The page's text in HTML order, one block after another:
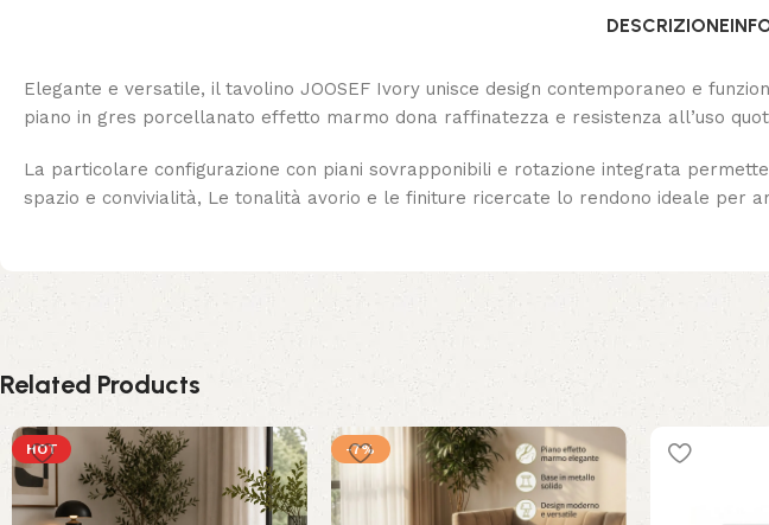
DESCRIZIONE
Elegante e versatile, il tavolino JOOSEF Ivory unisce design contemporaneo e
piano in gres porcellanato effetto marmo dona raffinatezza e resistenza all’uso
La particolare configurazione con piani sovrapponibili e rotazione integrata
spazio e convivialità, Le tonalità avorio e le finiture ricercate lo rendono ideale per
Related Products
HOT -7%